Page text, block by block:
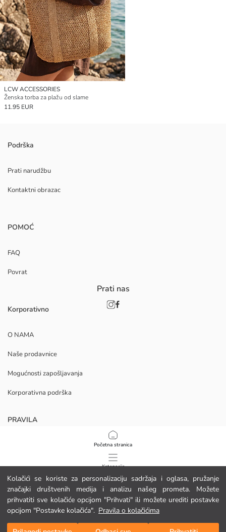
Kolačići se koriste za personalizaciju sadržaja i oglasa, pružanje
značajki društvenih medija i analizu našeg prometa. Možete
prihvatiti sve kolačiće opcijom "Prihvati" ili možete urediti postavke
opcijom "Postavke kolačića". Pravila o kolačićima
Početna stranica
Kategorije
Moja košarica
LCW ACCESSORIES
Ženska torba za plažu od slame
11.95 EUR
Podrška
Prati narudžbu
Kontaktni obrazac
POMOĆ
FAQ
Povrat
Korporativno
O NAMA
Naše prodavnice
Mogućnosti zapošljavanja
Korporativna podrška
PRAVILA
Politika privatnosti i sigurnosti podataka
Uvjeti korištenja
Politika kolačića
Preuzmite našu aplikaciju
Prati nas